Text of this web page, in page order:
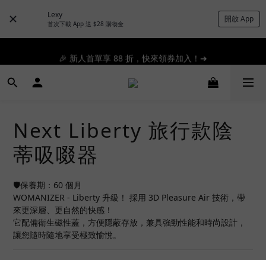
Lexy
首次下載 App 送 $28 購物金 開啟 App
📦滿 $300 順豐免運 🚚 滿 $1200 即日特快免運 ➔
📦滿 $300 順豐免運 🚚 滿 $1200 即日特快免運 ➔
🎉 新人首單享 88 折，快來領券加入！➔
📦滿 $300 順豐免運 🚚 滿 $1200 即日特快免運 ➔
Next Liberty 旅行款陰
蒂吸啜器
🛡️保養期：60 個月
WOMANIZER - Liberty 升級！ 採用 3D Pleasure Air 技術，帶
來更深層、更自然的快感！
它配備衛生磁性蓋，方便隱蔽存放，兼具強勁性能和時尚設計，
讓您隨時隨地享受極致愉悅。